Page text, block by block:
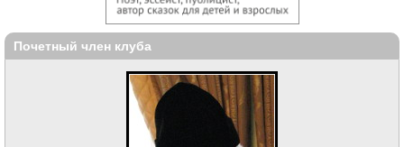
Почетный член клуба